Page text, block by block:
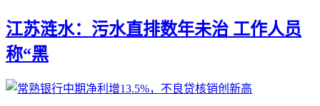
江苏涟水：污水直排数年未治 工作人员
称“黑